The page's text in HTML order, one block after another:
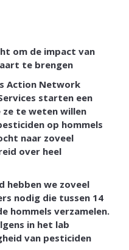
om de impact van
te brengen
Action Network
starten een
te weten willen
op hommels
naar zoveel
over heel
hebben we zoveel
nodig die tussen 14
hommels verzamelen.
in het lab
van pesticiden